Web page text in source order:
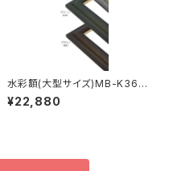
水彩額(大型サイズ)MB-K36M
MO判 693×893ミリ
¥22,880